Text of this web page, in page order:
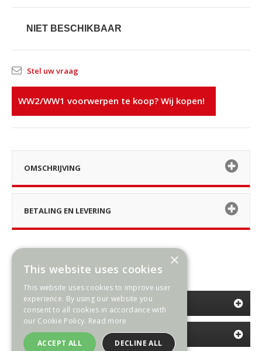
NIET BESCHIKBAAR
Stel uw vraag
WW2/WW1 voorwerpen te koop? Wij kopen!
OMSCHRIJVING
BETALING EN LEVERING
CATEGORIEËN
INFORMATIE
×
This website uses cookies
This website uses cookies to improve user
experience. By using our website you
consent to all cookies in accordance with
our Cookie Policy. Read more
ACCEPT ALL DECLINE ALL